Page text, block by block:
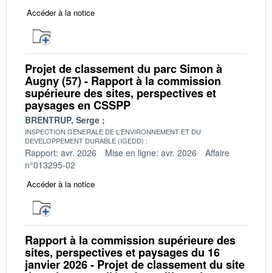
Accéder à la notice
Projet de classement du parc Simon à
Augny (57) - Rapport à la commission
supérieure des sites, perspectives et
paysages en CSSPP
BRENTRUP, Serge
INSPECTION GENERALE DE L'ENVIRONNEMENT ET DU
DEVELOPPEMENT DURABLE (IGEDD)
Rapport: avr. 2026 Mise en ligne: avr. 2026
Affaire
n°013295-02
Accéder à la notice
Rapport à la commission supérieure des
sites, perspectives et paysages du 16
janvier 2026 - Projet de classement du site